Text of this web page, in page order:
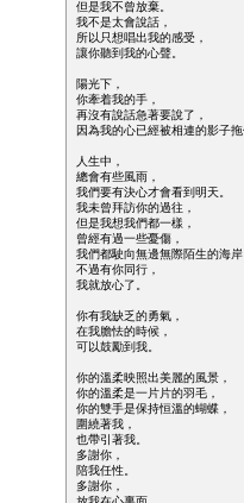
但是我不曾放棄。
我不是太會說話，
所以只想唱出我的感受，
讓你聽到我的心聲。
陽光下，
你牽着我的手，
再沒有說話急著要說了，
因為我的心已經被相連的影子拖
人生中，
總會有些風雨，
我們要有決心才會看到明天。
我未曾拜訪你的過往，
但是我想我們都一樣，
曾經有過一些憂傷，
我們都駛向無邊無際陌生的海岸
不過有你同行，
我就放心了。
你有我缺乏的勇氣，
在我膽怯的時候，
可以鼓勵到我。
你的溫柔映照出美麗的風景，
你的溫柔是一片片的羽毛，
你的雙手是保持恒溫的蝴蝶，
圍繞著我，
也帶引著我。
多謝你，
陪我任性。
多謝你，